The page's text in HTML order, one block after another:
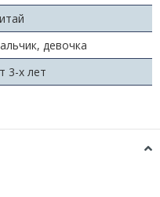
девочка
3-х лет